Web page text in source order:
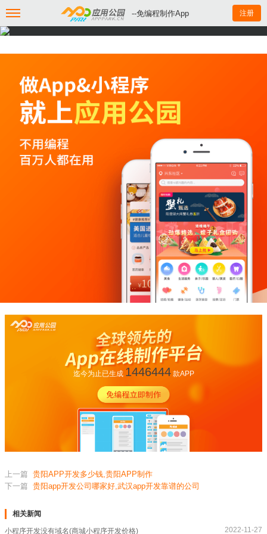
--免编程制作App 注册
迄今为止已生成 1446444款APP
上一篇 贵阳APP开发多少钱,贵阳APP制作
下一篇 贵阳app开发公司哪家好,武汉app开发靠谱的公司
相关新闻
小程序开发没有域名(商城小程序开发价格) 2022-11-27